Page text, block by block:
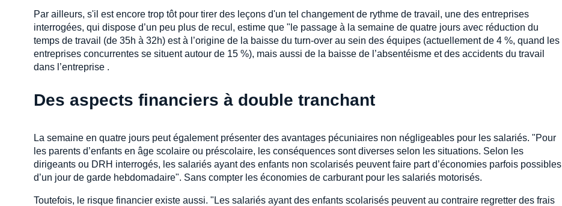
Par ailleurs, s'il est encore trop tôt pour tirer des leçons d'un tel changement de rythme de travail, une des entreprises
interrogées, qui dispose d’un peu plus de recul, estime que "le passage à la semaine de quatre jours avec réduction du
temps de travail (de 35h à 32h) est à l’origine de la baisse du turn-over au sein des équipes (actuellement de 4 %, quand les
entreprises concurrentes se situent autour de 15 %), mais aussi de la baisse de l’absentéisme et des accidents du travail
dans l’entreprise .
Des aspects financiers à double tranchant
La semaine en quatre jours peut également présenter des avantages pécuniaires non négligeables pour les salariés. "Pour
les parents d’enfants en âge scolaire ou préscolaire, les conséquences sont diverses selon les situations. Selon les
dirigeants ou DRH interrogés, les salariés ayant des enfants non scolarisés peuvent faire part d’économies parfois possibles
d’un jour de garde hebdomadaire". Sans compter les économies de carburant pour les salariés motorisés.
Toutefois, le risque financier existe aussi. "Les salariés ayant des enfants scolarisés peuvent au contraire regretter des frais